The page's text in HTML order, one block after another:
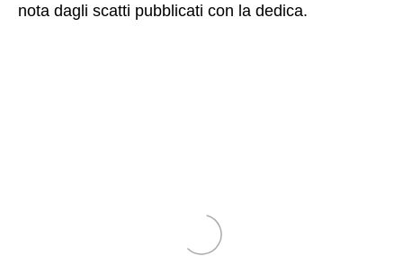
nota dagli scatti pubblicati con la dedica.